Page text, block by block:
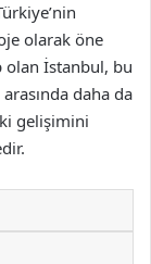
olarak öne
olan İstanbul, bu
daha da
gelişimini